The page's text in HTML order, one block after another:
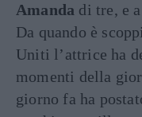
Amanda di tre, e
Da quando è
Uniti l’attrice ha
momenti della
giorno fa ha